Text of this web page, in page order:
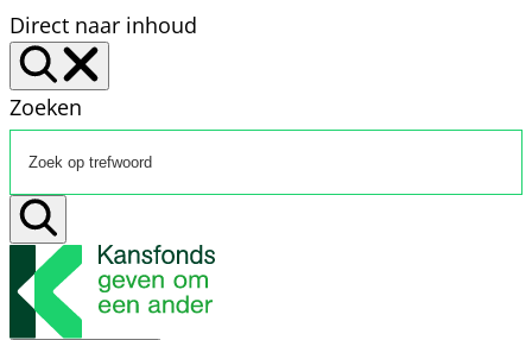
Direct naar inhoud
Zoeken